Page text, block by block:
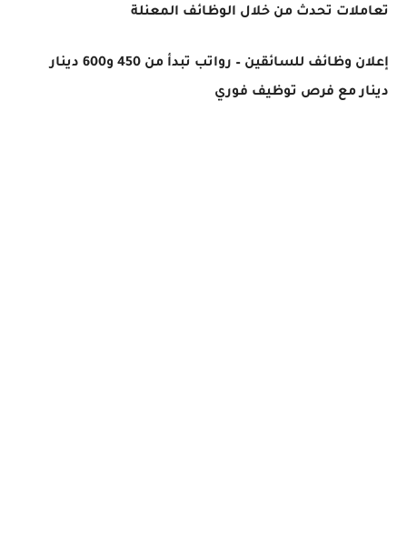
تعاملات تحدث من خلال الوظائف المعنلة
إعلان وظائف للسائقين – رواتب تبدأ من 450 و600 دينار
دينار مع فرص توظيف فوري